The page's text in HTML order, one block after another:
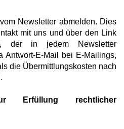
Newsletter abmelden. Dies
mit uns und über den Link
der in jedem Newsletter
Antwort-E-Mail bei E-Mailings,
die Übermittlungskosten nach
Erfüllung rechtlicher